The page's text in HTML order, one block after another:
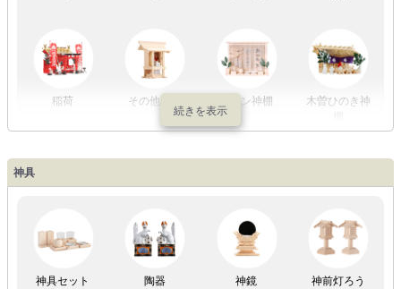
稲荷 その他の社 モダン神棚
木曽ひのき神
神具
神具セット 陶器 神鏡 神前灯ろう